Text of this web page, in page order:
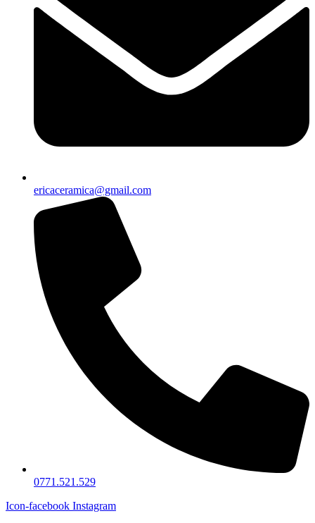
ericaceramica@gmail.com
0771.521.529
Icon-facebook Instagram